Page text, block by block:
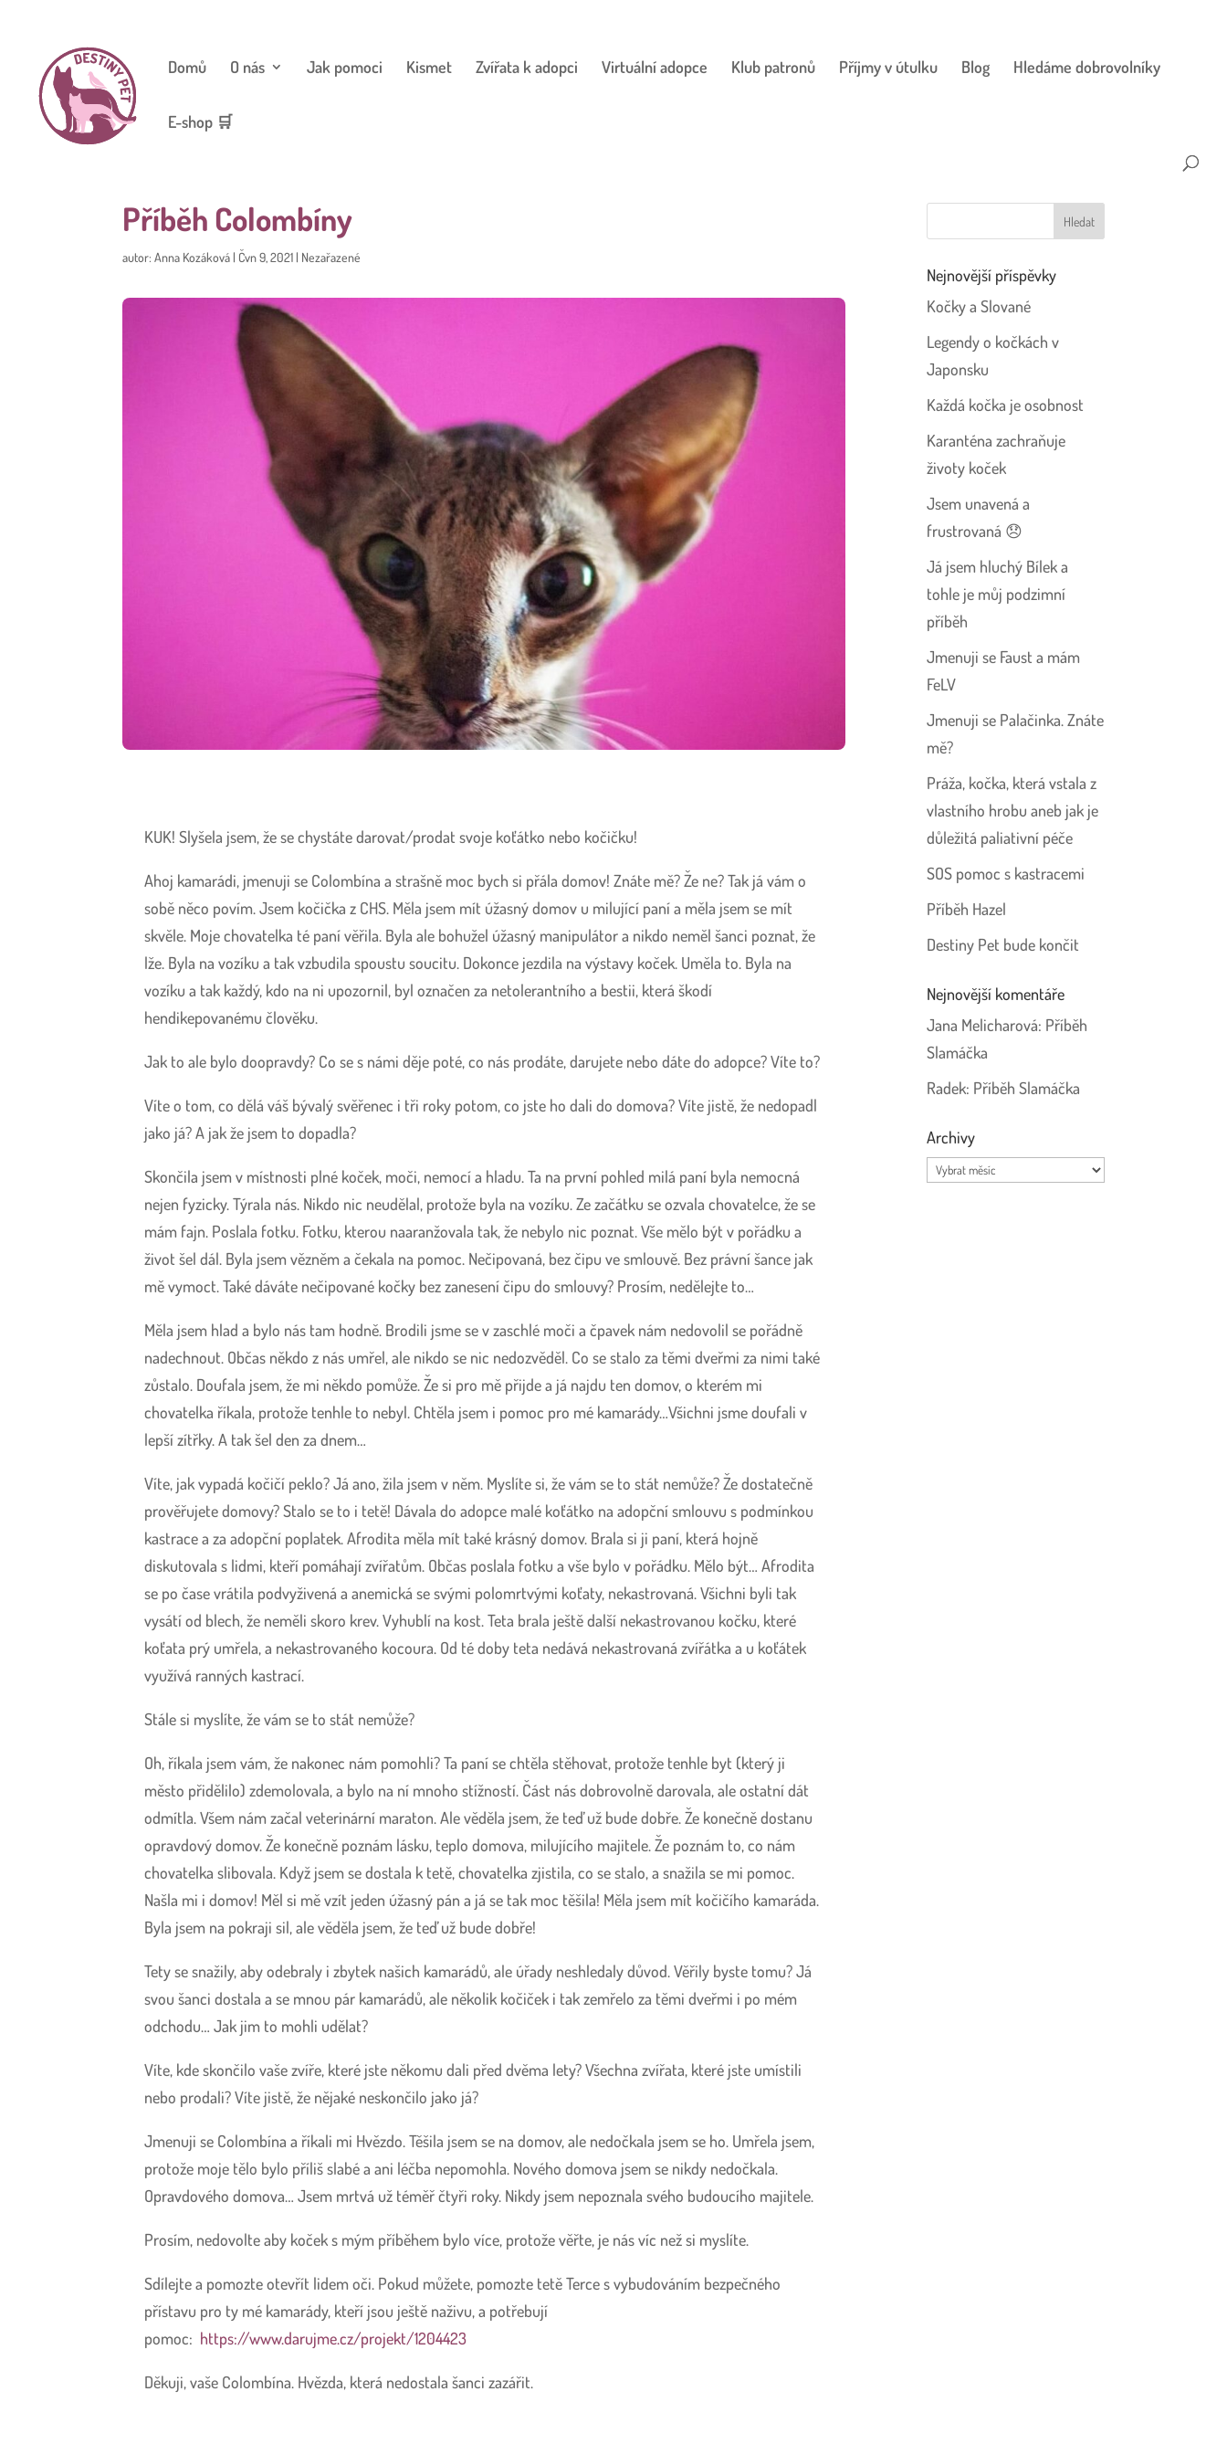
Domů O nás Jak pomoci Kismet Zvířata k adopci Virtuální adopce Klub patronů Příjmy v útulku Blog Hledáme dobrovolníky
E-shop 🛒
Příběh Colombíny
autor:Anna Kozáková | Čvn 9, 2021 | Nezařazené
KUK! Slyšela jsem, že se chystáte darovat/prodat svoje koťátko nebo kočičku!
Ahoj kamarádi, jmenuji se Colombína a strašně moc bych si přála domov! Znáte mě? Že ne? Tak já vám o
sobě něco povím. Jsem kočička z CHS. Měla jsem mít úžasný domov u milující paní a měla jsem se mít
skvěle. Moje chovatelka té paní věřila. Byla ale bohužel úžasný manipulátor a nikdo neměl šanci poznat, že
lže. Byla na vozíku a tak vzbudila spoustu soucitu. Dokonce jezdila na výstavy koček. Uměla to. Byla na
vozíku a tak každý, kdo na ni upozornil, byl označen za netolerantního a bestii, která škodí
hendikepovanému člověku.
Jak to ale bylo doopravdy? Co se s námi děje poté, co nás prodáte, darujete nebo dáte do adopce? Víte to?
Víte o tom, co dělá váš bývalý svěřenec i tři roky potom, co jste ho dali do domova? Víte jistě, že nedopadl
jako já? A jak že jsem to dopadla?
Skončila jsem v místnosti plné koček, moči, nemocí a hladu. Ta na první pohled milá paní byla nemocná
nejen fyzicky. Týrala nás. Nikdo nic neudělal, protože byla na vozíku. Ze začátku se ozvala chovatelce, že se
mám fajn. Poslala fotku. Fotku, kterou naaranžovala tak, že nebylo nic poznat. Vše mělo být v pořádku a
život šel dál. Byla jsem vězněm a čekala na pomoc. Nečipovaná, bez čipu ve smlouvě. Bez právní šance jak
mě vymoct. Také dáváte nečipované kočky bez zanesení čipu do smlouvy? Prosím, nedělejte to…
Měla jsem hlad a bylo nás tam hodně. Brodili jsme se v zaschlé moči a čpavek nám nedovolil se pořádně
nadechnout. Občas někdo z nás umřel, ale nikdo se nic nedozvěděl. Co se stalo za těmi dveřmi za nimi také
zůstalo. Doufala jsem, že mi někdo pomůže. Že si pro mě přijde a já najdu ten domov, o kterém mi
chovatelka říkala, protože tenhle to nebyl. Chtěla jsem i pomoc pro mé kamarády…Všichni jsme doufali v
lepší zítřky. A tak šel den za dnem…
Víte, jak vypadá kočičí peklo? Já ano, žila jsem v něm. Myslíte si, že vám se to stát nemůže? Že dostatečně
prověřujete domovy? Stalo se to i tetě! Dávala do adopce malé koťátko na adopční smlouvu s podmínkou
kastrace a za adopční poplatek. Afrodita měla mít také krásný domov. Brala si ji paní, která hojně
diskutovala s lidmi, kteří pomáhají zvířatům. Občas poslala fotku a vše bylo v pořádku. Mělo být… Afrodita
se po čase vrátila podvyživená a anemická se svými polomrtvými koťaty, nekastrovaná. Všichni byli tak
vysátí od blech, že neměli skoro krev. Vyhublí na kost. Teta brala ještě další nekastrovanou kočku, které
koťata prý umřela, a nekastrovaného kocoura. Od té doby teta nedává nekastrovaná zvířátka a u koťátek
využívá ranných kastrací.
Stále si myslíte, že vám se to stát nemůže?
Oh, říkala jsem vám, že nakonec nám pomohli? Ta paní se chtěla stěhovat, protože tenhle byt (který ji
město přidělilo) zdemolovala, a bylo na ní mnoho stížností. Část nás dobrovolně darovala, ale ostatní dát
odmítla. Všem nám začal veterinární maraton. Ale věděla jsem, že teď už bude dobře. Že konečně dostanu
opravdový domov. Že konečně poznám lásku, teplo domova, milujícího majitele. Že poznám to, co nám
chovatelka slibovala. Když jsem se dostala k tetě, chovatelka zjistila, co se stalo, a snažila se mi pomoc.
Našla mi i domov! Měl si mě vzít jeden úžasný pán a já se tak moc těšila! Měla jsem mít kočičího kamaráda.
Byla jsem na pokraji sil, ale věděla jsem, že teď už bude dobře!
Tety se snažily, aby odebraly i zbytek našich kamarádů, ale úřady neshledaly důvod. Věřily byste tomu? Já
svou šanci dostala a se mnou pár kamarádů, ale několik kočiček i tak zemřelo za těmi dveřmi i po mém
odchodu… Jak jim to mohli udělat?
Víte, kde skončilo vaše zvíře, které jste někomu dali před dvěma lety? Všechna zvířata, které jste umístili
nebo prodali? Víte jistě, že nějaké neskončilo jako já?
Jmenuji se Colombína a říkali mi Hvězdo. Těšila jsem se na domov, ale nedočkala jsem se ho. Umřela jsem,
protože moje tělo bylo příliš slabé a ani léčba nepomohla. Nového domova jsem se nikdy nedočkala.
Opravdového domova… Jsem mrtvá už téměř čtyři roky. Nikdy jsem nepoznala svého budoucího majitele.
Prosím, nedovolte aby koček s mým příběhem bylo více, protože věřte, je nás víc než si myslíte.
Sdílejte a pomozte otevřít lidem oči. Pokud můžete, pomozte tetě Terce s vybudováním bezpečného
přístavu pro ty mé kamarády, kteří jsou ještě naživu, a potřebují
pomoc: https://www.darujme.cz/projekt/1204423
Děkuji, vaše Colombína. Hvězda, která nedostala šanci zazářit.
Nejnovější příspěvky
Kočky a Slované
Legendy o kočkách v
Japonsku
Každá kočka je osobnost
Karanténa zachraňuje
životy koček
Jsem unavená a
frustrovaná 😞
Já jsem hluchý Bílek a
tohle je můj podzimní
příběh
Jmenuji se Faust a mám
FeLV
Jmenuji se Palačinka. Znáte
mě?
Práža, kočka, která vstala z
vlastního hrobu aneb jak je
důležitá paliativní péče
SOS pomoc s kastracemi
Příběh Hazel
Destiny Pet bude končit
Nejnovější komentáře
Jana Melicharová: Příběh
Slamáčka
Radek: Příběh Slamáčka
Archivy
Archivy